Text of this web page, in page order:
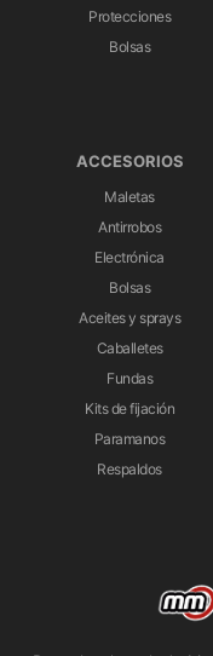
Protecciones
Bolsas
ACCESORIOS
Maletas
Antirrobos
Electrónica
Bolsas
Aceites y sprays
Caballetes
Fundas
Kits de fijación
Paramanos
Respaldos